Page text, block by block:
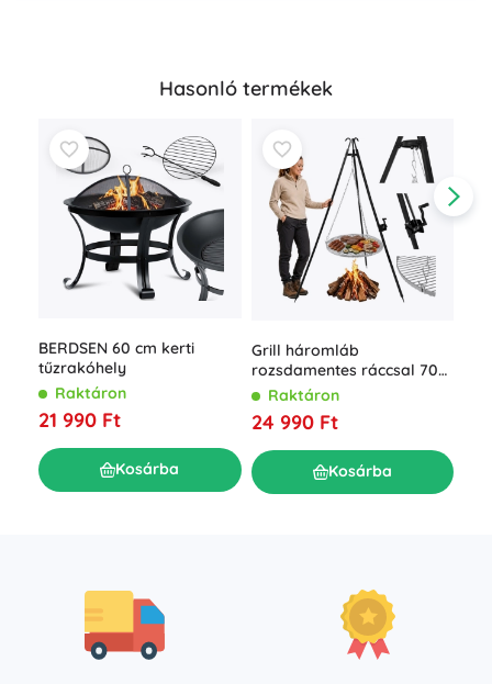
Hasonló termékek
BERDSEN 60 cm kerti
tűzrakóhely
Raktáron
21 990 Ft
Kosárba
Grill háromláb
rozsdamentes ráccsal 70
cm Kaminer
Raktáron
24 990 Ft
Kosárba